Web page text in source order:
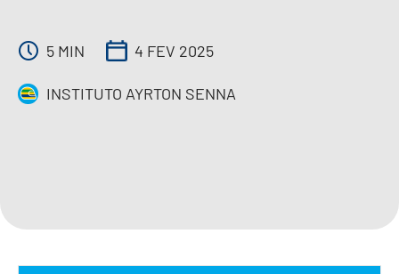
CONTATO
5 MIN 4 FEV 2025
INSTITUTO AYRTON SENNA